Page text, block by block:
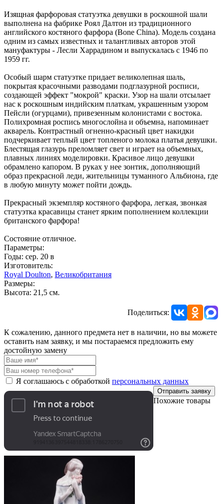
Изящная фарфоровая статуэтка девушки в роскошной шали
выполнена на фабрике Роял Далтон из традиционного
английского костяного фарфора (Bone China). Модель создана
одним из самых известных и талантливых авторов этой
мануфактуры - Лесли Харрадином и выпускалась с 1946 по
1959 гг.
Особый шарм статуэтке придает великолепная шаль,
покрытая красочными разводами подглазурной росписи,
создающей эффект "мокрой" краски. Узор на шали отсылает
нас к роскошным индийским платкам, украшенным узором
Пейсли (огурцами), привезенным колонистами с востока.
Полихромная роспись многослойна и объемна, напоминает
акварель. Контрастный огненно-красный цвет накидки
подчеркивает теплый цвет топленого молока платья девушки.
Блестящая глазурь преломляет свет и играет на объемных,
плавных линиях моделировки. Красивое лицо девушки
обрамлено капором. В руках у нее зонтик, дополняющий
образ прекрасной леди, жительницы туманного Альбиона, где
в любую минуту может пойти дождь.
Прекрасный экземпляр костяного фарфора, легкая, звонкая
статуэтка красавицы станет ярким пополнением коллекции
британского фарфора!
Состояние отличное.
Параметры:
Годы: сер. 20 в
Изготовитель:
Royal Doulton, Великобритания
Размеры:
Высота: 21,5 см.
Поделиться:
К сожалению, данного предмета нет в наличии, но вы можете
оставить нам заявку, и мы постараемся предложить ему
достойную замену
Я соглашаюсь с обработкой персональных данных
Отправить заявку
Похожие товары